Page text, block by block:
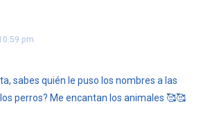
pm
sabes quién le puso los nombres a las
perros? Me encantan los animales 🥰🥰